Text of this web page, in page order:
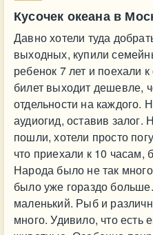
Кусочек океана в
Давно хотели туда
выходных, купили
ребенок 7 лет и поехали
билет выходит дешевле,
отдельности на каждого.
аудиогид, оставив
пошли, хотели просто
что приехали к 10
Народа было не так
было уже гораздо
маленький. Рыб и
много. Удивило, что